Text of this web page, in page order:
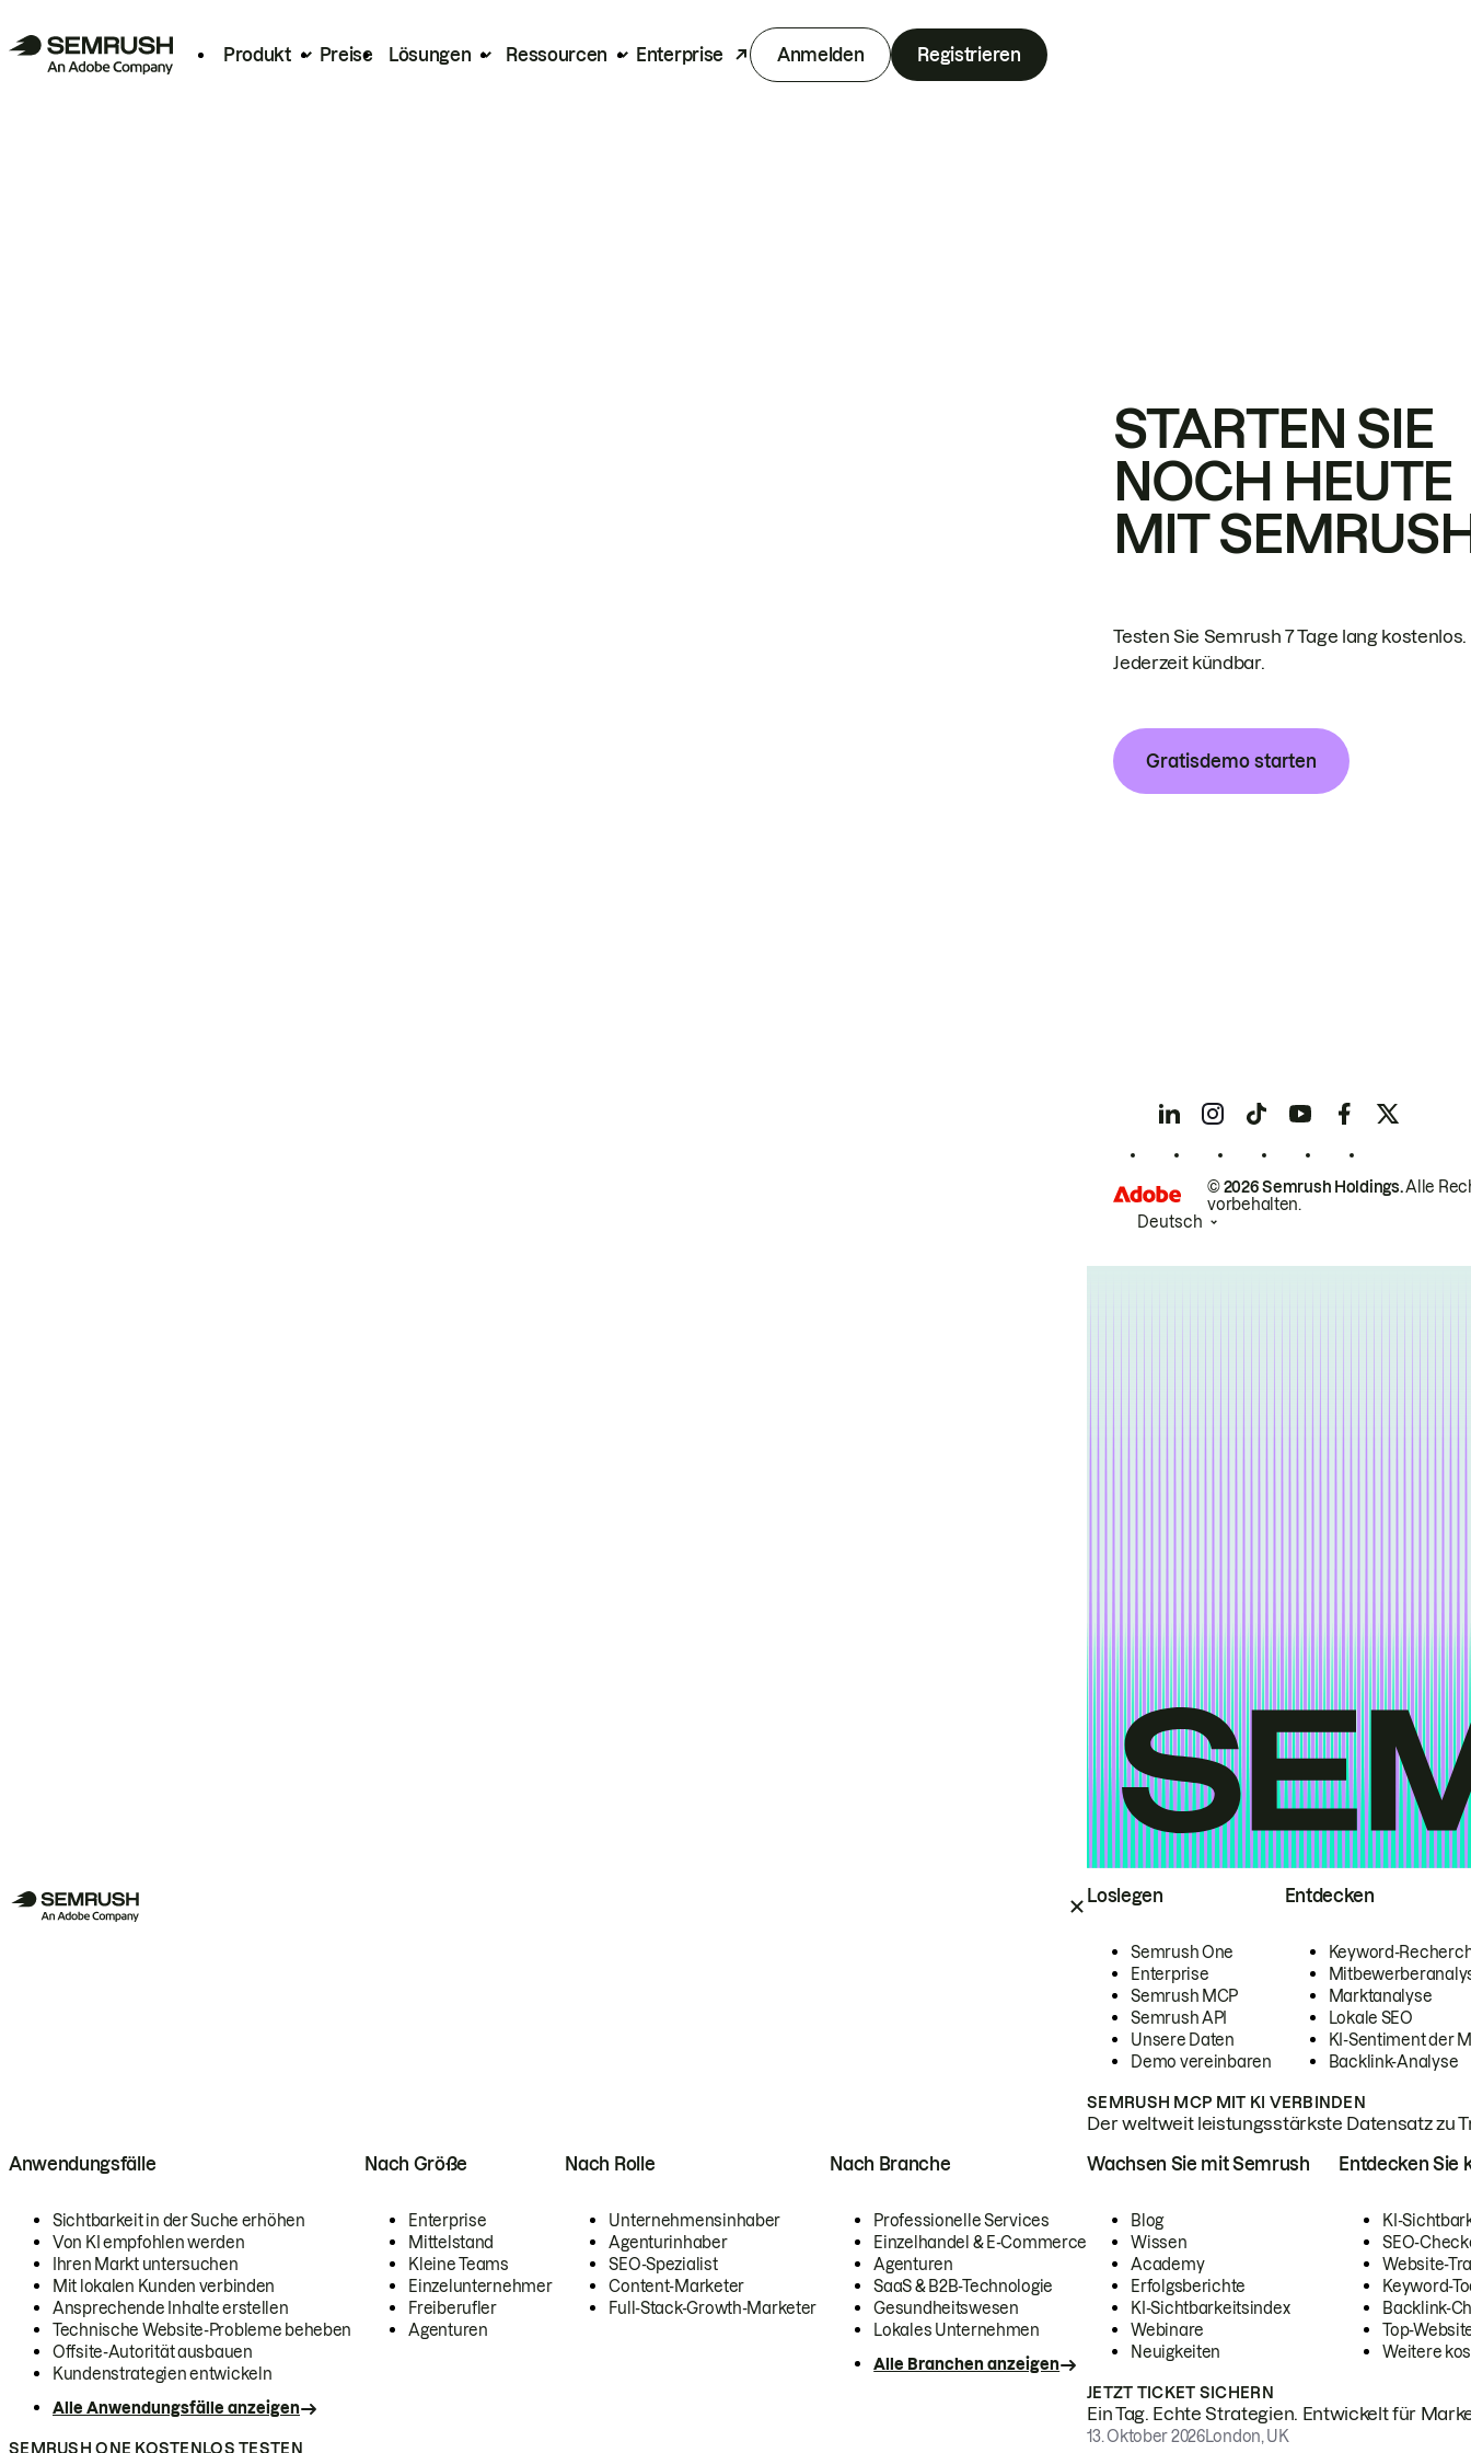
Produkt Preise Lösungen Ressourcen Enterprise Anmelden Registrieren
Loslegen
Semrush One
Enterprise
Semrush MCP
Semrush API
Unsere Daten
Demo vereinbaren
Entdecken
Keyword-
Marktanalyse
Lokale SEO
KI-Sentiment der
Backlink-Analyse
SEMRUSH MCP MIT KI VERBINDEN
Der weltweit leistungsstärkste Datensatz zu
Anwendungsfälle
Sichtbarkeit in der Suche erhöhen
Von KI empfohlen werden
Ihren Markt untersuchen
Mit lokalen Kunden verbinden
Ansprechende Inhalte erstellen
Technische Website-Probleme beheben
Offsite-Autorität ausbauen
Kundenstrategien entwickeln
Alle Anwendungsfälle anzeigen
Nach Größe
Enterprise
Mittelstand
Kleine Teams
Einzelunternehmer
Freiberufler
Agenturen
Nach Rolle
Unternehmensinhaber
Agenturinhaber
SEO-Spezialist
Content-Marketer
Full-Stack-Growth-Marketer
Nach Branche
Professionelle Services
Einzelhandel & E-Commerce
Agenturen
SaaS & B2B-Technologie
Gesundheitswesen
Lokales Unternehmen
Alle Branchen anzeigen
SEMRUSH ONE KOSTENLOS TESTEN
Wachsen Sie mit Semrush
Blog
Wissen
Academy
Erfolgsberichte
KI-Sichtbarkeitsindex
Webinare
Neuigkeiten
Entdecken Sie
KI-
SEO-
Website-
Keyword-
Backlink-
Top-
Weitere
JETZT TICKET SICHERN
Ein Tag. Echte Strategien. Entwickelt für
13. Oktober 2026London, UK
STARTEN SIE
NOCH HEUTE
MIT
Testen Sie Semrush 7 Tage lang kostenlos.
Jederzeit kündbar.
Gratisdemo starten
© 2026 Semrush Holdings.Alle
vorbehalten.
Deutsch